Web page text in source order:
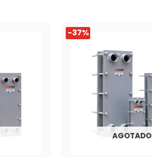
-37%
AGOTADO
El
precio
original
$2.515.990.
El
precio
actual
$1.579.990.